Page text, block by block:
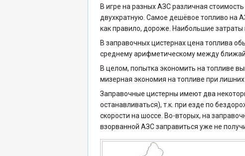
В игре на разных АЗС различная
двухкратную. Самое дешёвое топливо на
как правило, дороже. Наибольшие
В заправочных цистернах цена топлива
среднему арифметическому между
В целом, попытка экономить на топливе
мизерная экономия на топливе при
Заправочные цистерны имеют два
останавливаться), т.к. при езде по
скорости на шоссе. Во-вторых, на
взорванной АЗС заправиться уже не